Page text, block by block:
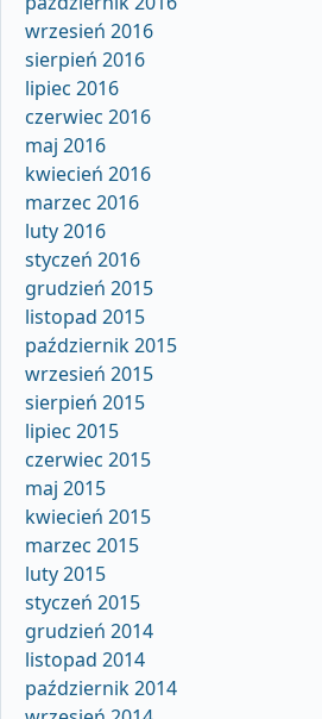
wrzesień 2016
sierpień 2016
lipiec 2016
czerwiec 2016
maj 2016
kwiecień 2016
marzec 2016
luty 2016
styczeń 2016
grudzień 2015
listopad 2015
październik 2015
wrzesień 2015
sierpień 2015
lipiec 2015
czerwiec 2015
maj 2015
kwiecień 2015
marzec 2015
luty 2015
styczeń 2015
grudzień 2014
listopad 2014
październik 2014